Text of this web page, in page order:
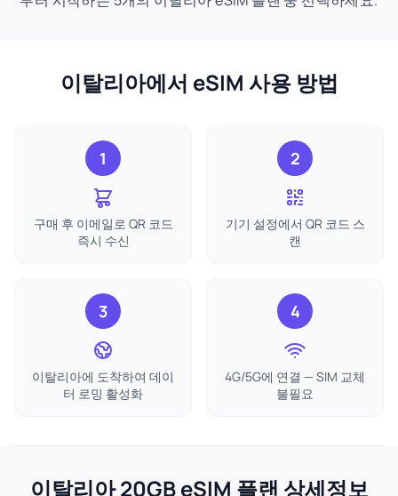
이탈리아에서 eSIM 사용 방법
1
구매 후 이메일로 QR 코드
즉시 수신
2
기기 설정에서 QR 코드 스
캔
3
이탈리아에 도착하여 데이
터 로밍 활성화
4
4G/5G에 연결 — SIM 교체
불필요
이탈리아 20GB eSIM 플랜 상세정보